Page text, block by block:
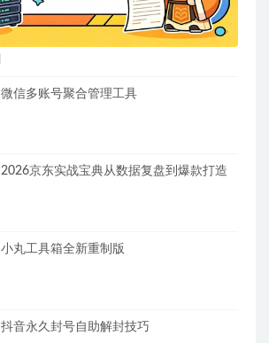
微信多账号聚合管理工具
2026京东实战宝典从数据复盘到爆款打造
小丸工具箱全新重制版
抖音永久封号自助解封技巧